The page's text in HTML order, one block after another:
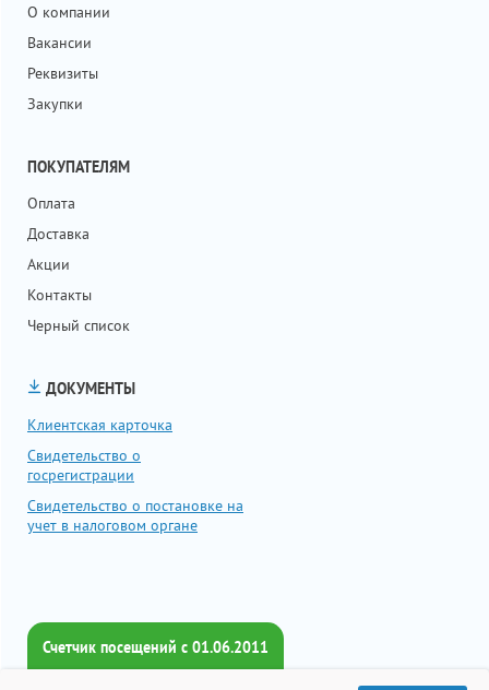
О компании
Вакансии
Реквизиты
Закупки
ПОКУПАТЕЛЯМ
Оплата
Доставка
Акции
Контакты
Черный список
ДОКУМЕНТЫ
Клиентская карточка
Свидетельство о
госрегистрации
Свидетельство о постановке на
учет в налоговом органе
Счетчик посещений c 01.06.2011